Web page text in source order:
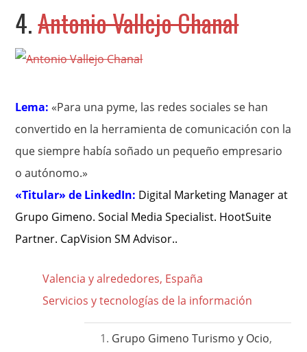
4.Antonio Vallejo Chanal
Lema: «Para una pyme, las redes sociales se han
convertido en la herramienta de comunicación con la
que siempre había soñado un pequeño empresario
o autónomo.»
«Titular» de LinkedIn: Digital Marketing Manager at
Grupo Gimeno. Social Media Specialist. HootSuite
Partner. CapVision SM Advisor..
Valencia y alrededores, España
Servicios y tecnologías de la información
Grupo Gimeno Turismo y Ocio,